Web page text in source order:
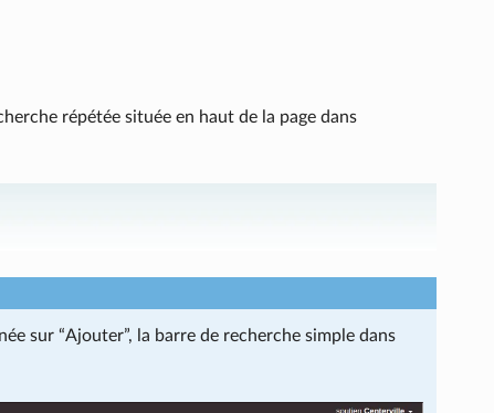
répétée située en haut de la page dans
sur “Ajouter”, la barre de recherche simple dans